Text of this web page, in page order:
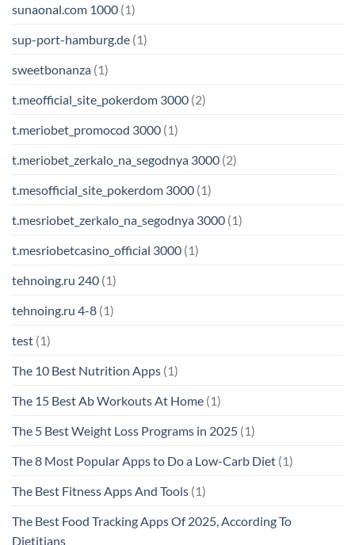
sunaonal.com 1000 (1)
sup-port-hamburg.de (1)
sweetbonanza (1)
t.meofficial_site_pokerdom 3000 (2)
t.meriobet_promocod 3000 (1)
t.meriobet_zerkalo_na_segodnya 3000 (2)
t.mesofficial_site_pokerdom 3000 (1)
t.mesriobet_zerkalo_na_segodnya 3000 (1)
t.mesriobetcasino_official 3000 (1)
tehnoing.ru 240 (1)
tehnoing.ru 4-8 (1)
test (1)
The 10 Best Nutrition Apps (1)
The 15 Best Ab Workouts At Home (1)
The 5 Best Weight Loss Programs in 2025 (1)
The 8 Most Popular Apps to Do a Low-Carb Diet (1)
The Best Fitness Apps And Tools (1)
The Best Food Tracking Apps Of 2025, According To
Dietitians